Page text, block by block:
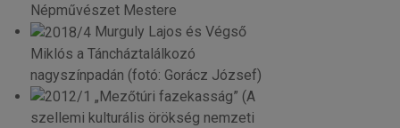
Népművészet Mestere
Murguly Lajos és Végső
Miklós a Táncháztalálkozó
nagyszínpadán (fotó: Gorácz József)
„Mezőtúri fazekasság” (A
szellemi kulturális örökség nemzeti